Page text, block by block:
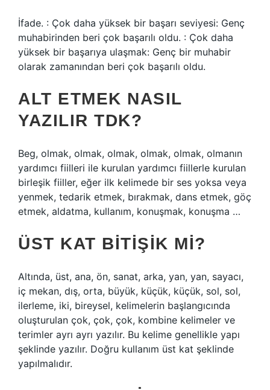
İfade. : Çok daha yüksek bir başarı seviyesi: Genç
muhabirinden beri çok başarılı oldu. : Çok daha
yüksek bir başarıya ulaşmak: Genç bir muhabir
olarak zamanından beri çok başarılı oldu.
ALT ETMEK NASIL
YAZILIR TDK?
Beg, olmak, olmak, olmak, olmak, olmak, olmanın
yardımcı fiilleri ile kurulan yardımcı fiillerle kurulan
birleşik fiiller, eğer ilk kelimede bir ses yoksa veya
yenmek, tedarik etmek, bırakmak, dans etmek, göç
etmek, aldatma, kullanım, konuşmak, konuşma …
ÜST KAT BITIŞIK MI?
Altında, üst, ana, ön, sanat, arka, yan, yan, sayacı,
iç mekan, dış, orta, büyük, küçük, küçük, sol, sol,
ilerleme, iki, bireysel, kelimelerin başlangıcında
oluşturulan çok, çok, çok, kombine kelimeler ve
terimler ayrı ayrı yazılır. Bu kelime genellikle yapı
şeklinde yazılır. Doğru kullanım üst kat şeklinde
yapılmalıdır.